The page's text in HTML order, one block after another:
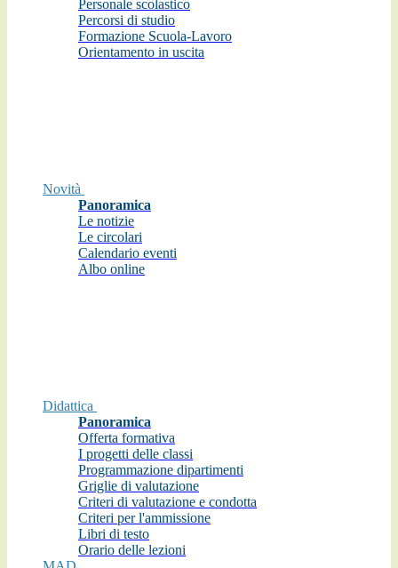
Personale scolastico
Percorsi di studio
Formazione Scuola-Lavoro
Orientamento in uscita
Novità
Panoramica
Le notizie
Le circolari
Calendario eventi
Albo online
Didattica
Panoramica
Offerta formativa
I progetti delle classi
Programmazione dipartimenti
Griglie di valutazione
Criteri di valutazione e condotta
Criteri per l'ammissione
Libri di testo
Orario delle lezioni